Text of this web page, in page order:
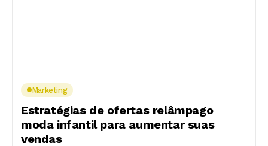
Marketing
Estratégias de ofertas relâmpago
moda infantil para aumentar suas
vendas